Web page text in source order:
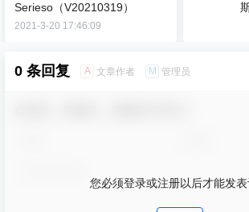
Serieso（V20210319）
2021-3-20 17:46:09
0 条回复 A 文章作者 M 管理员
您必须登录或注册以后才能发